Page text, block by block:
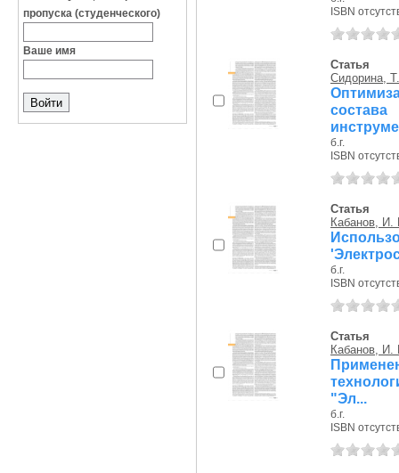
пропуска (студенческого)
Ваше имя
ISBN
Статья
Сидорина,
б.г.
ISBN
Статья
Кабанов, И.
б.г.
ISBN
Статья
Кабанов, И.
"Эл...
б.г.
ISBN